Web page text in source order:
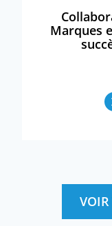
Marques
VOIR